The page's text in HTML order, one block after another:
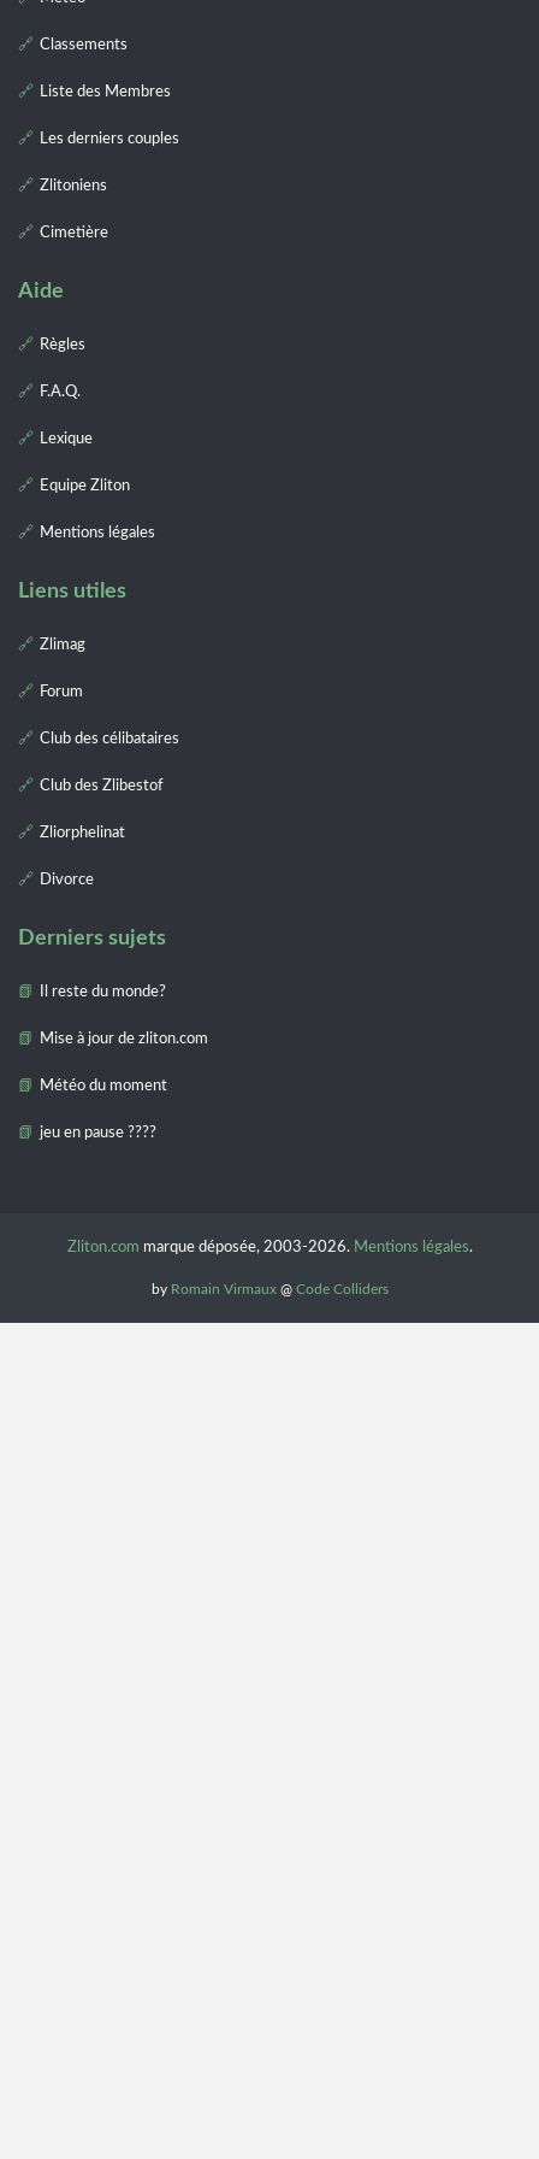
Classements
Liste des Membres
Les derniers couples
Zlitoniens
Cimetière
Aide
Règles
F.A.Q.
Lexique
Equipe Zliton
Mentions légales
Liens utiles
Zlimag
Forum
Club des célibataires
Club des Zlibestof
Zliorphelinat
Divorce
Derniers sujets
Il reste du monde?
Mise à jour de zliton.com
Météo du moment
jeu en pause ????
Zliton.com marque déposée, 2003-2026. Mentions légales.
by Romain Virmaux@ Code Colliders